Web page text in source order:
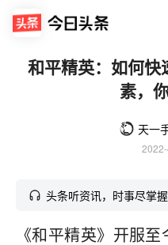
和平精英：如何
素，
天一
头条听资讯，时事尽掌握
《和平精英》开服